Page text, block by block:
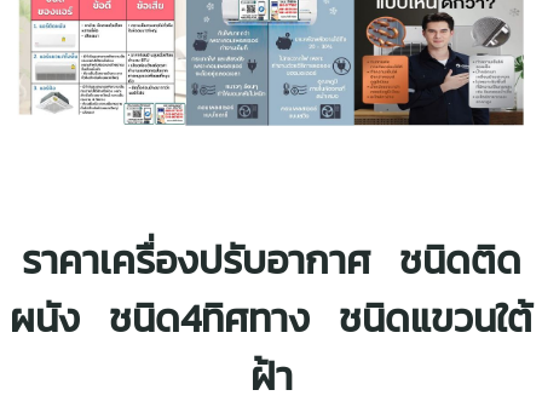
ราคาเครื่องปรับอากาศ ชนิดติด
ผนัง ชนิด4ทิศทาง ชนิดแขวนใต้
ฝ้า